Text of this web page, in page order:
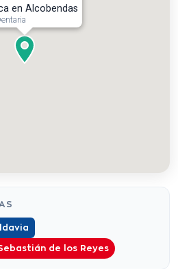
en Alcobendas
de los Reyes